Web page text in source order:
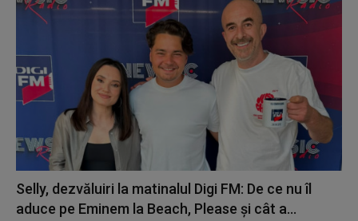
Selly, dezvăluiri la matinalul Digi FM: De ce nu îl
aduce pe Eminem la Beach, Please și cât a...